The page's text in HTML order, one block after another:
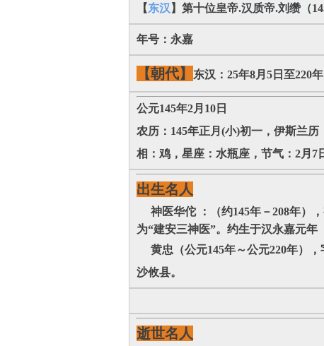
【东汉 】第十位皇帝.汉质帝.刘缵（
年号：永嘉
【朝代】 东汉：25年8月5日至220年
公元145年2月10日
农历：145年正月(小)初一，伊斯兰
相：鸡，星座：水瓶座，节气：2月7
出生名人
神医华佗 ：（约145年－208年）
为“建安三神医”。约生于汉永嘉元年
黄忠（公元145年～公元220年），
沙攸县。
逝世名人